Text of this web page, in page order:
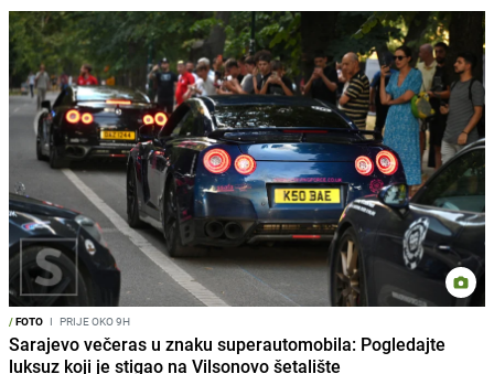
/FOTO I PRIJE OKO 9H
Sarajevo večeras u znaku superautomobila: Pogledajte
luksuz koji je stigao na Vilsonovo šetalište